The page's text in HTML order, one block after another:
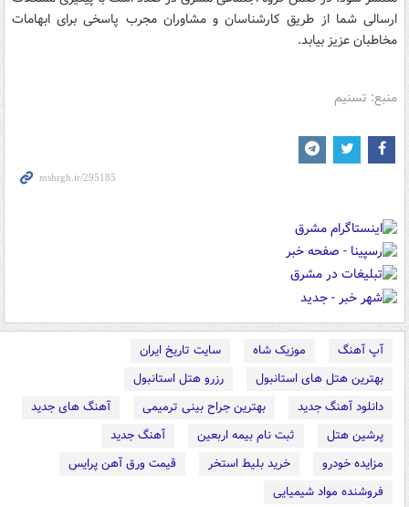
ارسالی شما از طریق کارشناسان و مشاوران مجرب پاسخی برای ابهامات
مخاطبان عزیز بیابد.
منبع: تسنیم
آپ آهنگ موزیک شاه
سایت تاریخ ایران
بهترین هتل های استانبول
رزرو هتل استانبول
دانلود آهنگ جدید
بهترین جراح بینی ترمیمی
آهنگ های جدید
پرشین هتل
ثبت نام بیمه اربعین
آهنگ جدید
مزایده خودرو
خرید بلیط استخر
قیمت ورق آهن پرایس
فروشنده مواد شیمیایی